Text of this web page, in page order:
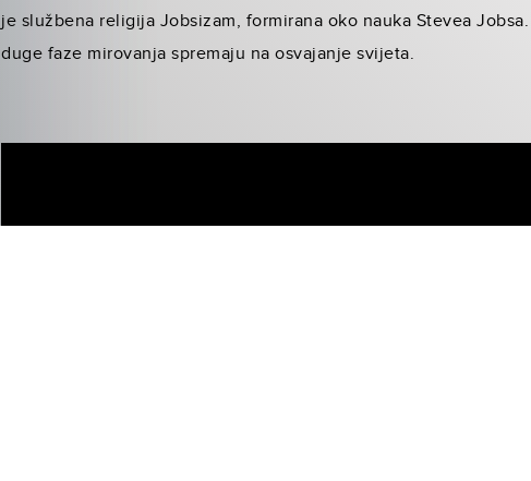
je službena religija Jobsizam, formirana oko nauka Stevea
duge faze mirovanja spremaju na osvajanje svijeta.